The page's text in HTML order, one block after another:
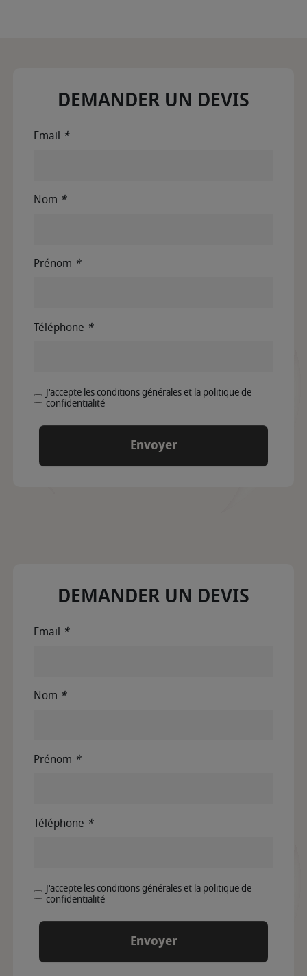
DEMANDER UN DEVIS
Email *
Nom *
Prénom *
Téléphone *
J'accepte les conditions générales et la politique de
confidentialité
DEMANDER UN DEVIS
Email *
Nom *
Prénom *
Téléphone *
J'accepte les conditions générales et la politique de
confidentialité